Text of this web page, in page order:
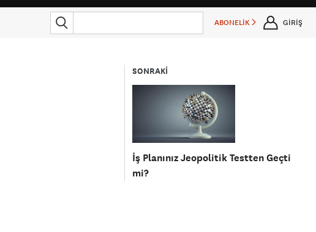
ABONELİK GİRİŞ
SONRAKİ
İş Planınız Jeopolitik Testten Geçti
mi?